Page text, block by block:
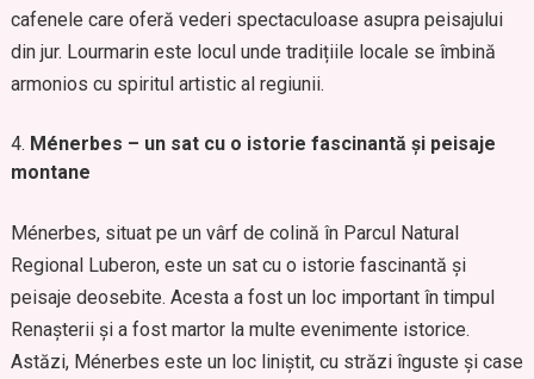
cafenele care oferă vederi spectaculoase asupra peisajului
din jur. Lourmarin este locul unde tradițiile locale se îmbină
armonios cu spiritul artistic al regiunii.
Ménerbes – un sat cu o istorie fascinantă și peisaje
montane
Ménerbes, situat pe un vârf de colină în Parcul Natural
Regional Luberon, este un sat cu o istorie fascinantă și
peisaje deosebite. Acesta a fost un loc important în timpul
Renașterii și a fost martor la multe evenimente istorice.
Astăzi, Ménerbes este un loc liniștit, cu străzi înguste și case